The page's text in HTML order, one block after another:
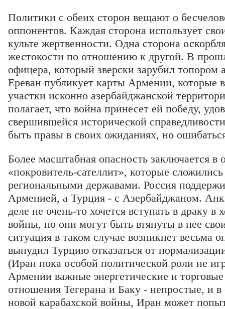
Политики с обеих сторон вещают о
оппонентов. Каждая сторона использует
культе жертвенности. Одна сторона
жестокости по отношению к другой. В
офицера, который зверски зарубил топором
Ереван публикует карты Армении, которые
участки исконно азербайджанской
полагает, что война принесет ей победу,
свершившейся исторической
быть правы в своих ожиданиях, но
Более масштабная опасность заключается в
«покровитель-сателлит», которые
региональными державами. Россия
Арменией, а Турция - с Азербайджаном.
деле не очень-то хочется вступать в драку в
войны, но они могут быть втянуты в нее
ситуация в таком случае возникнет весьма
вынудил Турцию отказаться от
(Иран пока особой политической роли не
Армении важные энергетические и
отношения Тегерана и Баку - непростые, и в
новой карабахской войны, Иран может